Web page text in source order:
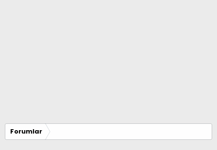
Forumlar